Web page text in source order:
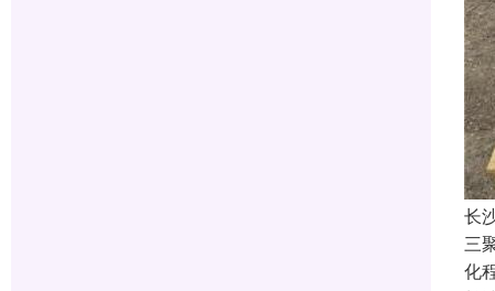
长
三
化